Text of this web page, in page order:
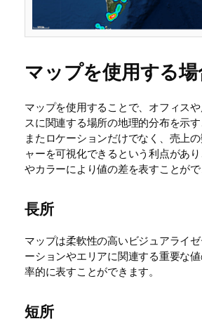
マップを使用する場
マップを使用することで、オフィス
スに関連する場所の地理的分布を示す
またロケーションだけでなく、売上
ャーを可視化できるという利点があ
やカラーにより値の差を表すことがで
長所
マップは柔軟性の高いビジュアライ
ーションやエリアに関連する重要な
率的に表すことができます。
短所